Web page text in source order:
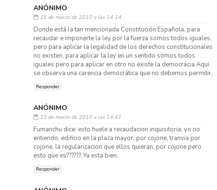
ANÓNIMO
15 de marzo de 2010 a las 14:14
Donde está la tan mencionada Constitución Española, para
recaudar e imponerte la ley por la fuerza somos todos iguales,
pero para aplicar la legalidad de los derechos constitucionales
no existen, para aplicar la ley en un sentido somos todos
iguales pero para aplicar en otro no existe la democrácia.Aqui
se observa una carencia democrática que no debemos permitir.
Responder
ANÓNIMO
15 de marzo de 2010 a las 14:41
Fumanchu dice: esto huele a recaudacion inquisitoria, yo no
entiendo, edificio en la plaza mayor, por cojone, tranvia por
cojone, la regularizacion que ellos quieran, por cojone pero
esto que es??????. Ya esta bien.
Responder